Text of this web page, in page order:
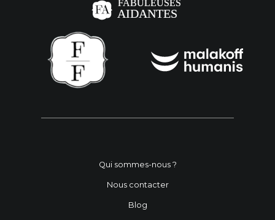
Qui sommes-nous ?
Nous contacter
Blog